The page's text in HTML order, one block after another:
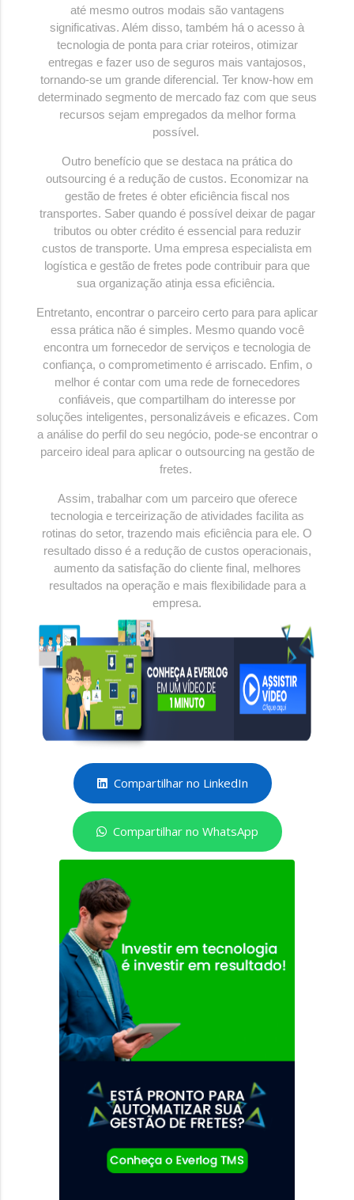
até mesmo outros modais são vantagens
significativas. Além disso, também há o acesso à
tecnologia de ponta para criar roteiros, otimizar
entregas e fazer uso de seguros mais vantajosos,
tornando-se um grande diferencial. Ter know-how em
determinado segmento de mercado faz com que seus
recursos sejam empregados da melhor forma
possível.
Outro benefício que se destaca na prática do
outsourcing é a redução de custos. Economizar na
gestão de fretes é obter eficiência fiscal nos
transportes. Saber quando é possível deixar de pagar
tributos ou obter crédito é essencial para reduzir
custos de transporte. Uma empresa especialista em
logística e gestão de fretes pode contribuir para que
sua organização atinja essa eficiência.
Entretanto, encontrar o parceiro certo para para aplicar
essa prática não é simples. Mesmo quando você
encontra um fornecedor de serviços e tecnologia de
confiança, o comprometimento é arriscado. Enfim, o
melhor é contar com uma rede de fornecedores
confiáveis, que compartilham do interesse por
soluções inteligentes, personalizáveis e eficazes. Com
a análise do perfil do seu negócio, pode-se encontrar o
parceiro ideal para aplicar o outsourcing na gestão de
fretes.
Assim, trabalhar com um parceiro que oferece
tecnologia e terceirização de atividades facilita as
rotinas do setor, trazendo mais eficiência para ele. O
resultado disso é a redução de custos operacionais,
aumento da satisfação do cliente final, melhores
resultados na operação e mais flexibilidade para a
empresa.
Compartilhar no LinkedIn
Compartilhar no WhatsApp